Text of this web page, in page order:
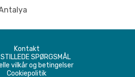
Kontakt
SPØRGSMÅL
vilkår og betingelser
Cookiepolitik